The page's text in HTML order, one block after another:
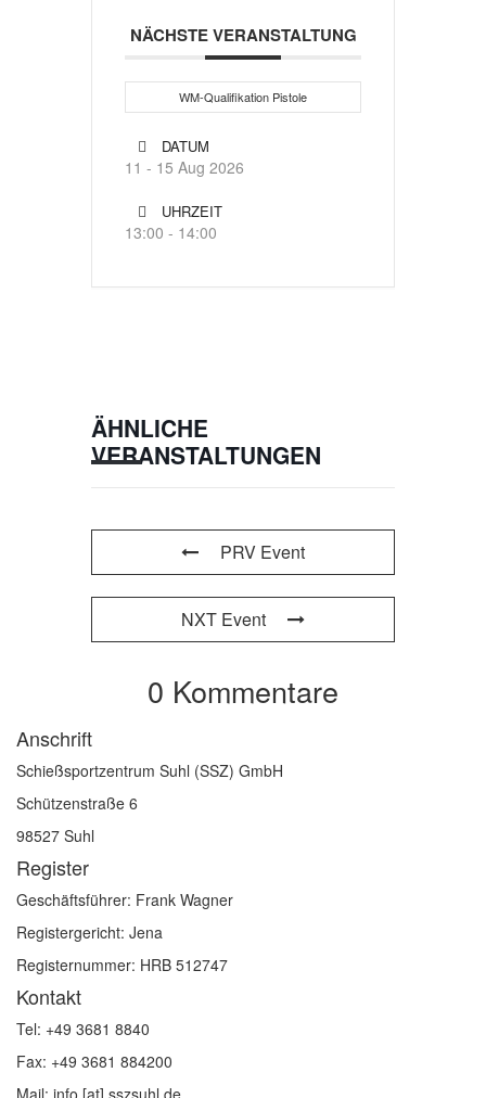
NÄCHSTE VERANSTALTUNG
WM-Qualifikation Pistole
DATUM
11 - 15 Aug 2026
UHRZEIT
13:00 - 14:00
ÄHNLICHE
VERANSTALTUNGEN
PRV Event
NXT Event
0 Kommentare
Anschrift
Schießsportzentrum Suhl (SSZ) GmbH
Schützenstraße 6
98527 Suhl
Register
Geschäftsführer: Frank Wagner
Registergericht: Jena
Registernummer: HRB 512747
Kontakt
Tel: +49 3681 8840
Fax: +49 3681 884200